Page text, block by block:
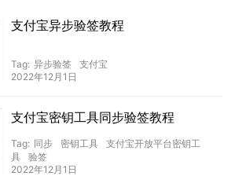
支付宝异步验签教程
Tag: 异步验签
支付宝
2022年12月1日
支付宝密钥工具同步验签教程
Tag: 同步 密钥工具
支付宝开放平台密钥工
具
验签
2022年12月1日